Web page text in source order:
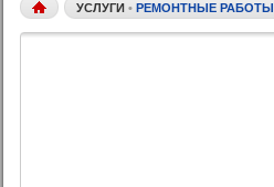
УСЛУГИ • РЕМОНТНЫЕ РАБОТЫ